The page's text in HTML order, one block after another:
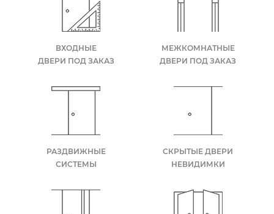
ВХОДНЫЕ
ДВЕРИ ПОД ЗАКАЗ
МЕЖКОМНАТНЫЕ
ДВЕРИ ПОД ЗАКАЗ
РАЗДВИЖНЫЕ
СИСТЕМЫ
СКРЫТЫЕ ДВЕРИ
НЕВИДИМКИ